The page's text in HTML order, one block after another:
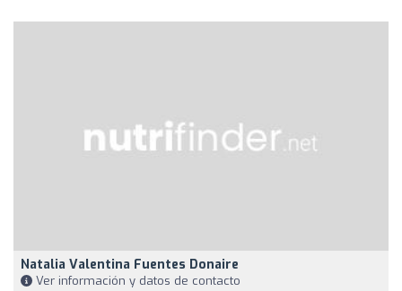
Natalia Valentina Fuentes Donaire
Ver información y datos de contacto